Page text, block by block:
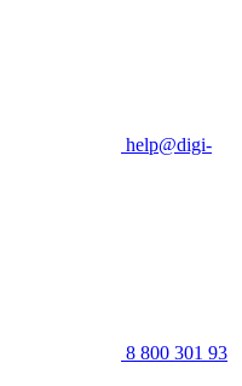
help@digi-
8 800 301 93